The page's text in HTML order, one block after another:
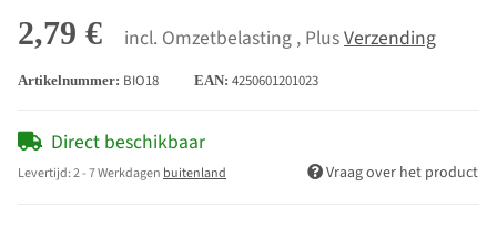
2,79 € incl. Omzetbelasting , PlusVerzending
Artikelnummer: BIO18 EAN: 4250601201023
Direct beschikbaar
Levertijd:2 - 7 Werkdagen buitenland Vraag over het product